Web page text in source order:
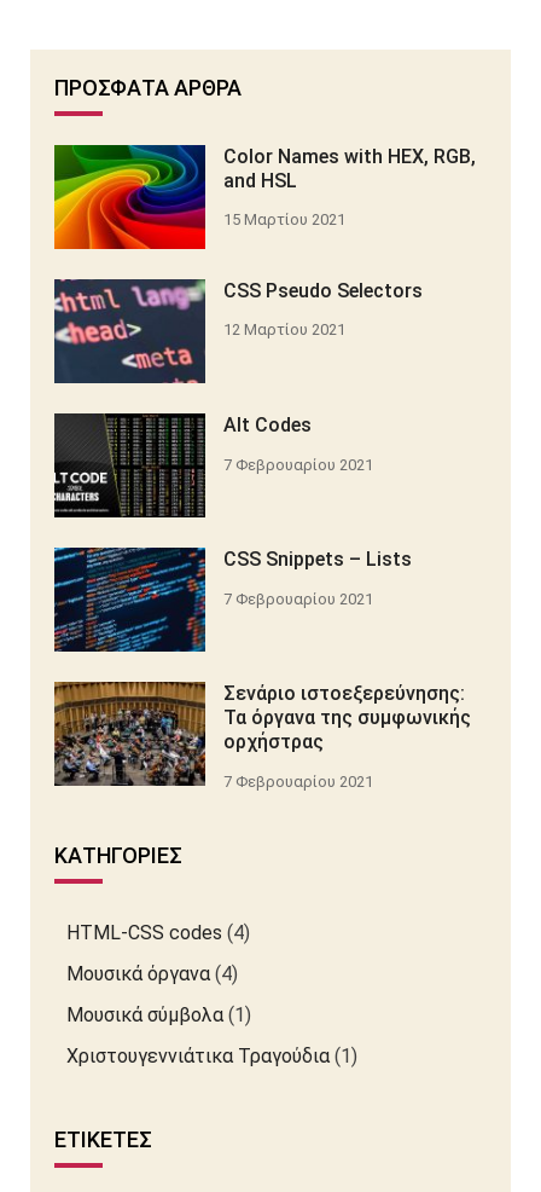
ΠΡΌΣΦΑΤΑ ΆΡΘΡΑ
Color Names with HEX, RGB,
and HSL
15 Μαρτίου 2021
CSS Pseudo Selectors
12 Μαρτίου 2021
Alt Codes
7 Φεβρουαρίου 2021
CSS Snippets – Lists
7 Φεβρουαρίου 2021
Σενάριο ιστοεξερεύνησης:
Τα όργανα της συμφωνικής
ορχήστρας
7 Φεβρουαρίου 2021
KΑΤΗΓΟΡΊΕΣ
HTML-CSS codes (4)
Μουσικά όργανα (4)
Μουσικά σύμβολα (1)
Χριστουγεννιάτικα Τραγούδια (1)
ΕΤΙΚΈΤΕΣ